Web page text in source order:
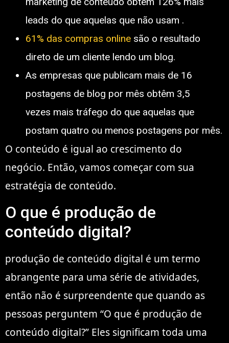
leads do que aquelas que não usam .
61% das compras online são o resultado
direto de um cliente lendo um blog.
As empresas que publicam mais de 16
postagens de blog por mês obtêm 3,5
vezes mais tráfego do que aquelas que
postam quatro ou menos postagens por mês.
O conteúdo é igual ao crescimento do
negócio. Então, vamos começar com sua
estratégia de conteúdo.
O que é produção de
conteúdo digital?
produção de conteúdo digital é um termo
abrangente para uma série de atividades,
então não é surpreendente que quando as
pessoas perguntem “O que é produção de
conteúdo digital?” Eles significam toda uma